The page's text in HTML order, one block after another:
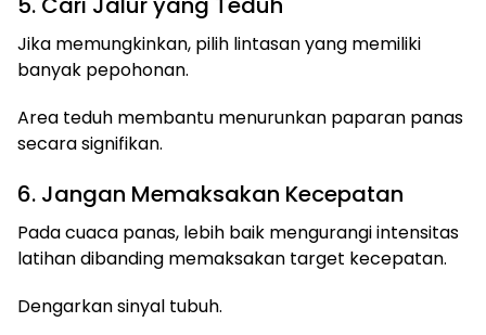
Jika memungkinkan, pilih lintasan yang memiliki
banyak pepohonan.
Area teduh membantu menurunkan paparan panas
secara signifikan.
6. Jangan Memaksakan Kecepatan
Pada cuaca panas, lebih baik mengurangi intensitas
latihan dibanding memaksakan target kecepatan.
Dengarkan sinyal tubuh.